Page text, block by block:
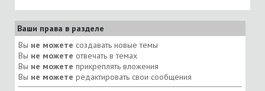
Ваши права в разделе
Вы не можете создавать новые темы
Вы не можете отвечать в темах
Вы не можете прикреплять вложения
Вы не можете редактировать свои сообщения